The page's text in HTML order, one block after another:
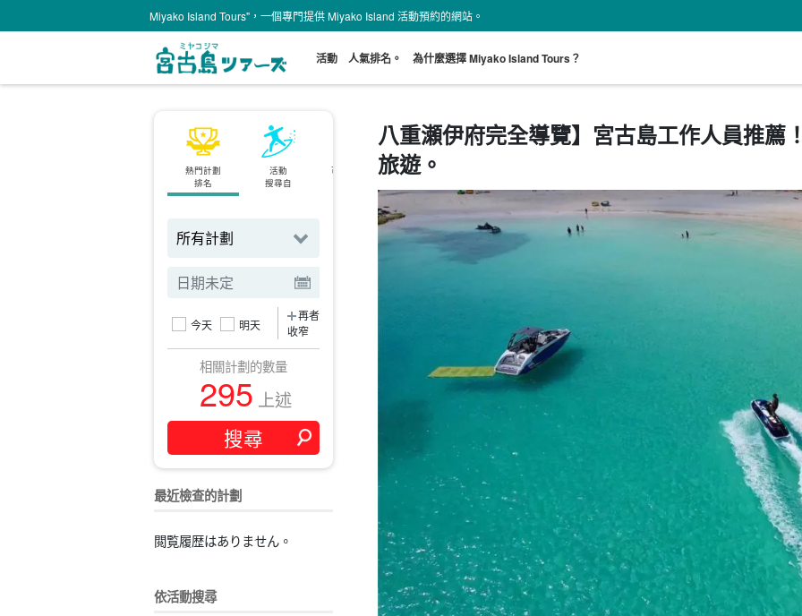
Miyako Island Tours"，一個專門提供 Miyako Island 活動預約的網站。
活動 人氣排名。 為什麼選擇 Miyako Island Tours？
熱門計劃
排名
活動
搜尋自
可當天預約
從現場開始
今天 明天
再者
收窄
相關計劃的數量
295 上述
最近檢查的計劃
閲覧履歴はありません。
依活動搜尋
八重瀬伊府完全導覽】宮古島工作人員推薦
旅遊。